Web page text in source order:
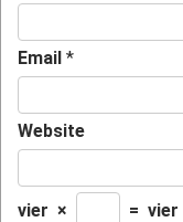
Email *
Website
vier × = vier